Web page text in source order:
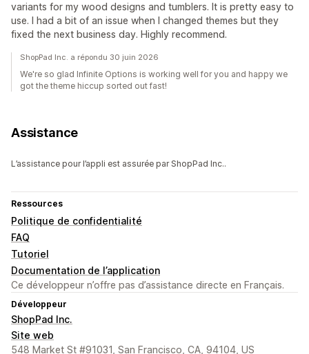
variants for my wood designs and tumblers. It is pretty easy to
use. I had a bit of an issue when I changed themes but they
fixed the next business day. Highly recommend.
ShopPad Inc. a répondu 30 juin 2026
We're so glad Infinite Options is working well for you and happy we
got the theme hiccup sorted out fast!
Assistance
L’assistance pour l’appli est assurée par ShopPad Inc..
Ressources
Politique de confidentialité
FAQ
Tutoriel
Documentation de l’application
Ce développeur n’offre pas d’assistance directe en Français.
Développeur
ShopPad Inc.
Site web
548 Market St #91031, San Francisco, CA, 94104, US